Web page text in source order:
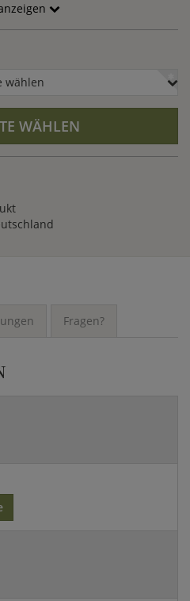
welche die Salzgrotte
der Sauna können
von klassischen Holzliegen.
inklusive Montage.
wählen
WÄHLEN
Fragen?